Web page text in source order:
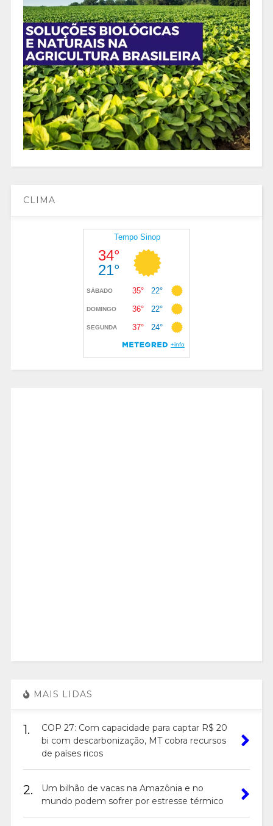
CLIMA
MAIS LIDAS
1.
COP 27: Com capacidade para captar R$ 20
bi com descarbonização, MT cobra recursos
de países ricos
2.
Um bilhão de vacas na Amazônia e no
mundo podem sofrer por estresse térmico